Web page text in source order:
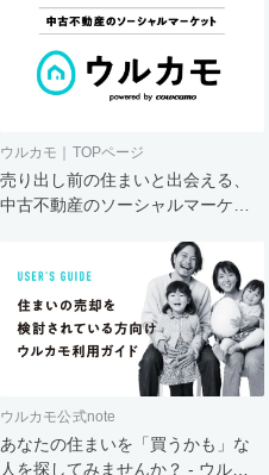
ウルカモ｜TOPページ
売り出し前の住まいと出会える、
中古不動産のソーシャルマーケッ
ウルカモ公式note
あなたの住まいを「買うかも」な
人を探してみませんか？ - ウルカ